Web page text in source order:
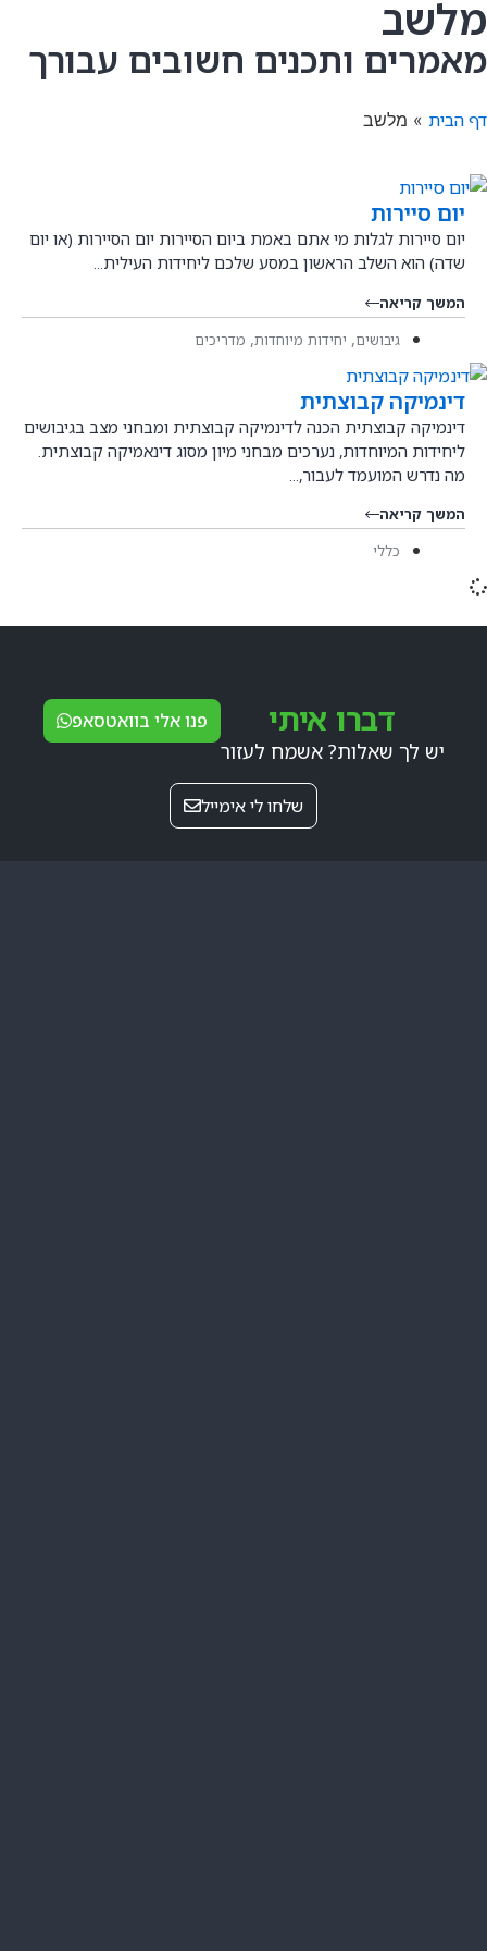
מלשב
מאמרים ותכנים חשובים עבורך
דף הבית » מלשב
יום סיירות
יום סיירות לגלות מי אתם באמת ביום הסיירות יום הסיירות (או יום
שדה) הוא השלב הראשון במסע שלכם ליחידות העילית...
המשך קריאה
גיבושים, יחידות מיוחדות, מדריכים
דינמיקה קבוצתית
דינמיקה קבוצתית הכנה לדינמיקה קבוצתית ומבחני מצב בגיבושים
ליחידות המיוחדות, נערכים מבחני מיון מסוג דינאמיקה קבוצתית.
מה נדרש המועמד לעבור,...
המשך קריאה
כללי
דברו איתי
יש לך שאלות? אשמח לעזור
פנו אלי בוואטסאפ
שלחו לי אימייל